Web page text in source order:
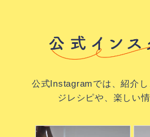
公式Instagramでは、紹介
ジレシピや、楽しい